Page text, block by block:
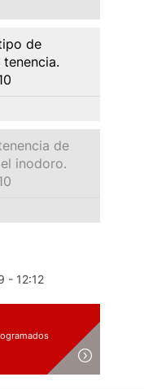
de
de
inodoro.
- 12:12